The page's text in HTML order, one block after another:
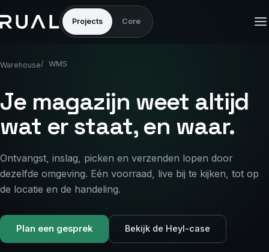
Projects Core
Warehouse WMS
Je magazijn weet altijd
wat er staat, en waar.
Ontvangst, inslag, picken en verzenden lopen door
dezelfde omgeving. Eén voorraad, live bij te kijken, tot op
de locatie en de handeling.
Plan een gesprek Bekijk de Heyl-case